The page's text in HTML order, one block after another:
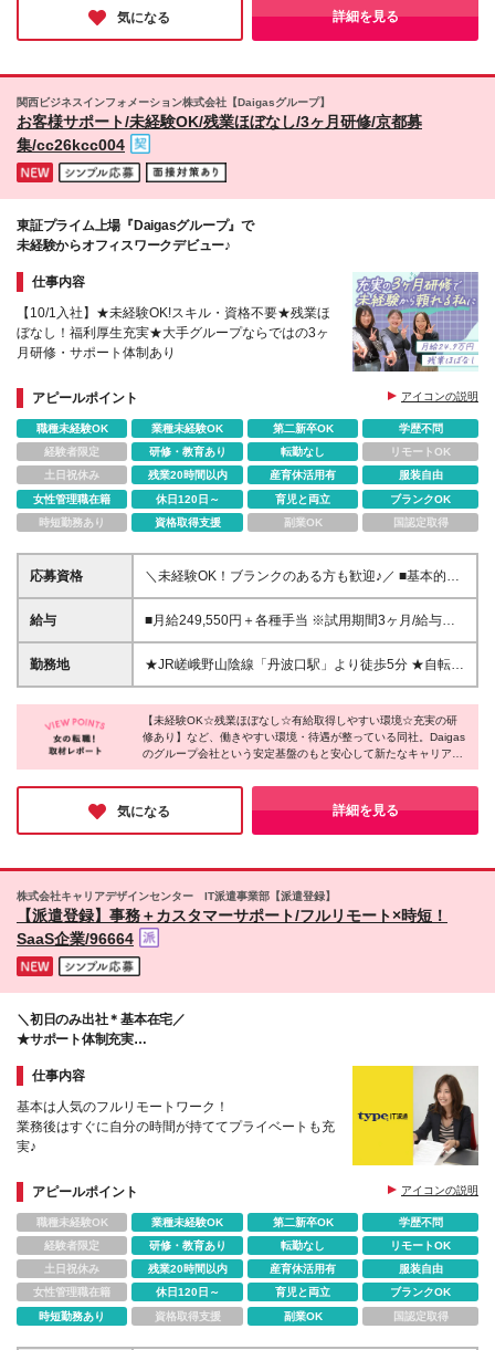
定求人※ ※本社勤務ではありません※ (変更の範囲)上
方にぴったりの求人です！少しでも気になった方はぜひご応募く
ださい◎
気になる 詳細を見る
関西ビジネスインフォメーション株式会社【Daigasグループ】
お客様サポート/未経験OK/残業ほぼなし/3ヶ月研修/京都募
集/cc26kcc004
東証プライム上場『Daigasグループ』で
未経験からオフィスワークデビュー♪
仕事内容
【10/1入社】★未経験OK!スキル・資格不要★残業ほ
ぼなし！福利厚生充実★大手グループならではの3ヶ
月研修・サポート体制あり
アピールポイント アイコンの説明
職種未経験OK 業種未経験OK 第二新卒OK
学歴不問
経験者限定
研修・教育あり 転勤なし
リモートOK
土日祝休み
残業20時間以内 産育休活用有
服装自由
女性管理職在籍
休日120日～ 育児と両立
ブランクOK
時短勤務あり
資格取得支援 副業OK 国認定取得
応募資格
＼未経験OK！ブランクのある方も歓迎♪／ ■基本的な
PC操作が可能な方 ■学歴不問 ■10月1日勤務開始が可
能な方 ※10月1日入社を中心に募集していますが、10
合なども踏まえ、入社日は柔軟に調整いたしますの
で、お気軽にご相談ください。 ＼こんな方にピッタ
代の多い職場で楽しく働きたい ・プライベートの時
間を大切にしたい ＜契約の期間＞ ※契約の更新有
（契約期間満了時に判断） ※通算契約期間に定めあり
※5年度以降無期転換可能
給与
■月給249,550円＋各種手当 ※試用期間3ヶ月/給与・
待遇に差異はございません ※残業代は別途、全額支給
いたします ★直近3年間、ベースアップを実施中！ ＼
◎日祝勤務手当：1160円/日 ◎年末年始勤務手当：
6000円～8100円/日
勤務地
★JR嵯峨野山陰線「丹波口駅」より徒歩5分 ★自転車
通勤も可能です！ ※マイカー・バイク通勤不可 ■京
都拠点 京都市下京区中堂寺南町134 京都リサーチパ
ーク2号館 ☆転居を伴う転勤はありません ＜関西本社
＞ 大阪駅周辺エリア 本町・心斎橋エリア・難波・湊
町エリア ※関西限定求人※ ※本社勤務ではありません
※ (変更の範囲)上記を除く当社関連勤務地
【未経験OK☆残業ほぼなし☆有給取得しやすい環境☆充実の研
修あり】など、働きやすい環境・待遇が整っている同社。Daigas
のグループ会社という安定基盤のもと安心して新たなキャリアを
スタートできるのが魅力です♪ライフイベントを経ても長く働け
る環境を探している方、安定企業で不安になることなく働きたい
方にぴったりの求人です！少しでも気になった方はぜひご応募く
ださい◎
気になる 詳細を見る
株式会社キャリアデザインセンター IT派遣事業部【派遣登録】
【派遣登録】事務＋カスタマーサポート/フルリモート×時短！
SaaS企業/96664
＼初日のみ出社＊基本在宅／
★サポート体制充実
仕事内容
基本は人気のフルリモートワーク！
業務後はすぐに自分の時間が持ててプライベートも充
実♪
アピールポイント アイコンの説明
職種未経験OK 業種未経験OK 第二新卒OK
学歴不問
経験者限定
研修・教育あり 転勤なし
リモートOK
土日祝休み
残業20時間以内 産育休活用有
服装自由
女性管理職在籍
休日120日～ 育児と両立
ブランクOK
時短勤務あり
資格取得支援 副業OK 国認定取得